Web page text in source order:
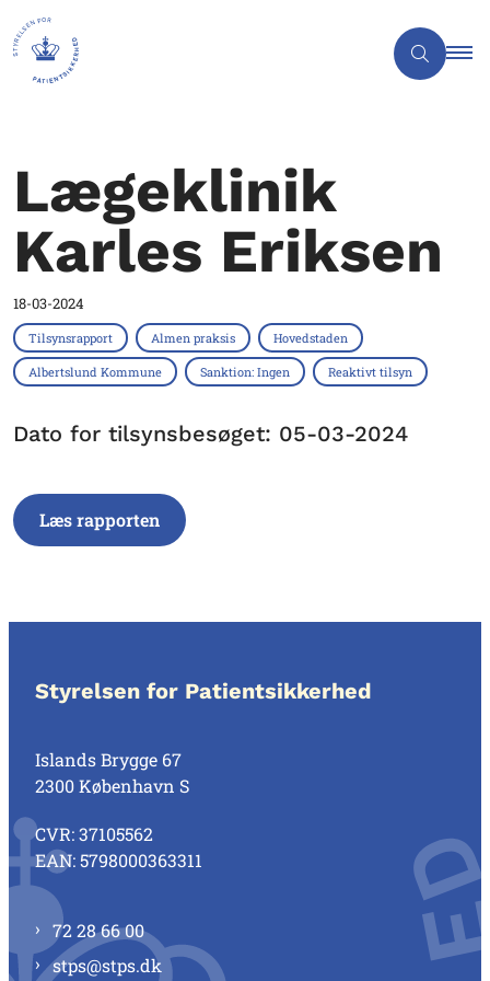
Lægeklinik
Karles Eriksen
18-03-2024
Tilsynsrapport Almen praksis Hovedstaden
Albertslund Kommune Sanktion: Ingen Reaktivt tilsyn
Dato for tilsynsbesøget: 05-03-2024
Læs rapporten
Styrelsen for Patientsikkerhed
Islands Brygge 67
2300 København S
CVR: 37105562
EAN: 5798000363311
72 28 66 00
stps@stps.dk